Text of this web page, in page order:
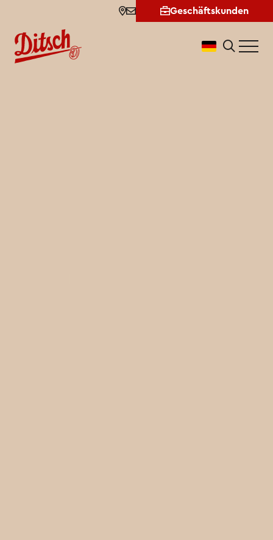
Geschäftskunden
Partner werden